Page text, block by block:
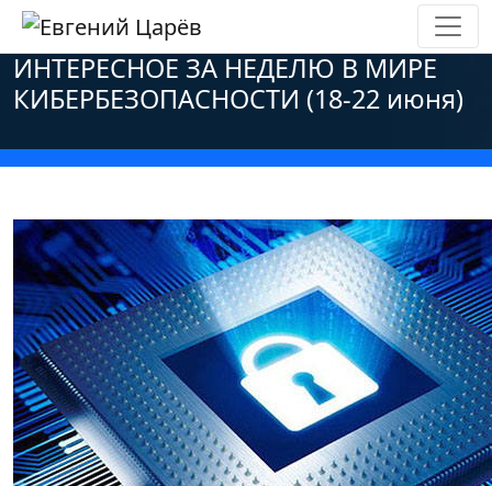
Главная»Новости»Персональные данные
ИНТЕРЕСНОЕ ЗА НЕДЕЛЮ В МИРЕ
КИБЕРБЕЗОПАСНОСТИ (18-22 июня)